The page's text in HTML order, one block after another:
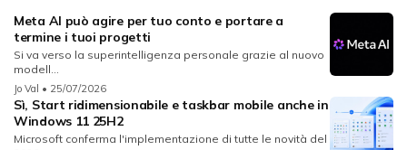
Meta AI può agire per tuo conto e portare a
termine i tuoi progetti
Si va verso la superintelligenza personale grazie al nuovo
modell...
Jo Val • 25/07/2026
Sì, Start ridimensionabile e taskbar mobile anche in
Windows 11 25H2
Microsoft conferma l'implementazione di tutte le novità del